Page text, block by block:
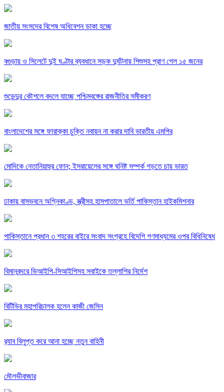
জাতীয় সংসদের বিশেষ অধিবেশন ডাকা হচ্ছে
বগুড়ায় ও সিলেটে দুই ঘণ্টার ব্যবধানে সড়ক দুর্ঘটনায় শিশুসহ প্রাণ গেল ১৫ জনের
শুভেন্দুর কৌশলে বদলে যাচ্ছে পশ্চিমবঙ্গের রাজনীতির সমীকরণ
বাংলাদেশের সঙ্গে ফারাক্কা চুক্তি নবায়ন না করার দাবি ভারতীয় এমপির
মোদিকে নেতানিয়াহুর ফোন; ইসরায়েলের সঙ্গে ঘনিষ্ট সম্পর্ক গড়তে চায় ভারত
ঢাকায় বাসভবনে অগ্নিকাণ্ড, স্ত্রীসহ হাসপাতালে ভর্তি পাকিস্তান হাইকমিশনার
পাকিস্তানে প্রধান ৩ শহরের বাইরে সংবাদ সংগ্রহে বিদেশি গণমাধ্যমের ওপর বিধিনিষেধ
বিমানবন্দরে ভিআইপি-সিআইপিসহ সবাইকে তল্লাশির নির্দেশ
বিটিভির মহাপরিচালক হলেন কাজী জেসিন
র‍্যাব বিলুপ্ত করে আনা হচ্ছে নতুন বাহিনী
মৌলভীবাজার